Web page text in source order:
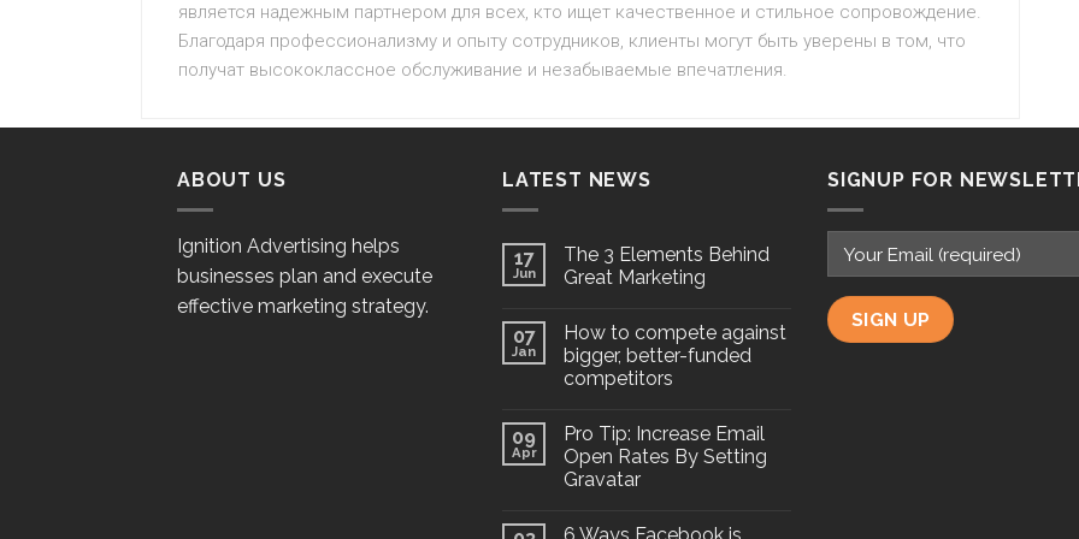
является надежным партнером для всех, кто ищет качественное и стильное сопровождение.
Благодаря профессионализму и опыту сотрудников, клиенты могут быть уверены в том, что
получат высококлассное обслуживание и незабываемые впечатления.
ABOUT US
Ignition Advertising helps
businesses plan and execute
effective marketing strategy.
LATEST NEWS
17
Jun
The 3 Elements Behind
Great Marketing
07
Jan
How to compete against
bigger, better-funded
competitors
09
Apr
Pro Tip: Increase Email
Open Rates By Setting
Gravatar
6 Ways Facebook is
SIGNUP FOR